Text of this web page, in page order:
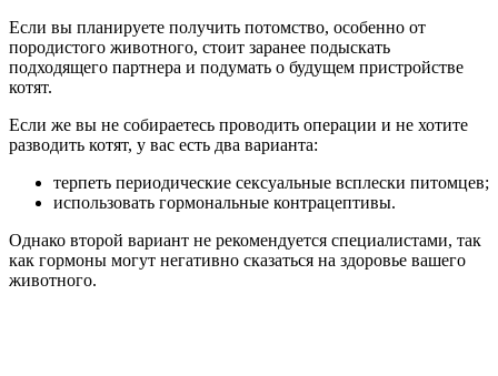
Если вы планируете получить потомство, особенно от
породистого животного, стоит заранее подыскать
подходящего партнера и подумать о будущем пристройстве
котят.
Если же вы не собираетесь проводить операции и не хотите
разводить котят, у вас есть два варианта:
терпеть периодические сексуальные всплески питомцев;
использовать гормональные контрацептивы.
Однако второй вариант не рекомендуется специалистами, так
как гормоны могут негативно сказаться на здоровье вашего
животного.